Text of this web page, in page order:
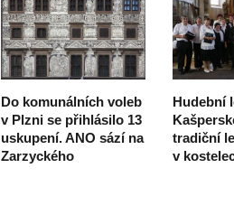
Do komunálních voleb
v Plzni se přihlásilo 13
uskupení. ANO sází na
Zarzyckého
Hudební
tradiční
v